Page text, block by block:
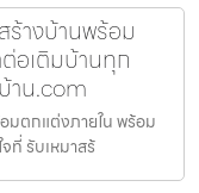
างบ้านพร้อม
อเติมบ้านทุก
าน.com
มตกแต่งภายใน พร้อม
ที่ รับเหมาสร้